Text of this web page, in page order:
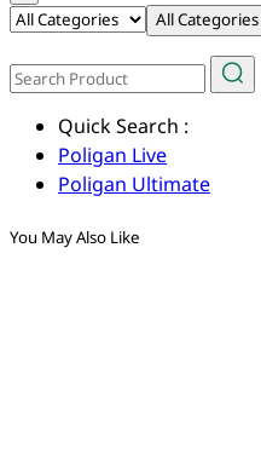
All Categories
Quick Search :
Poligan Live
Poligan Ultimate
You May Also Like